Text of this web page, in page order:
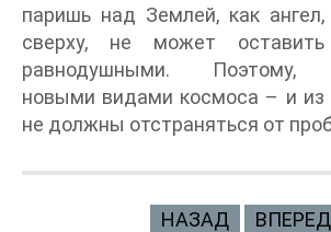
паришь над Землей, как
сверху, не может
равнодушными. Поэтому,
новыми видами космоса – и
не должны отстраняться от
НАЗАД ВПЕРЕД